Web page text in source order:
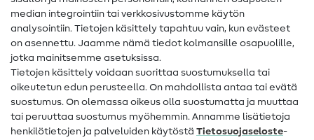
Apua ja yhteystiedot
Yhteystiedot
Tietoa omistajanvaihdoksesta
FAQ
Peruutusoikeus
median integrointiin tai verkkosivustomme käytön
analysointiin. Tietojen käsittely tapahtuu vain, kun evästeet
on asennettu. Jaamme nämä tiedot kolmansille osapuolille,
jotka mainitsemme asetuksissa.
Tietojen käsittely voidaan suorittaa suostumuksella tai
oikeutetun edun perusteella. On mahdollista antaa tai evätä
suostumus. On olemassa oikeus olla suostumatta ja muuttaa
tai peruuttaa suostumus myöhemmin. Annamme lisätietoja
henkilötietojen ja palveluiden käytöstä Tietosuojaseloste-